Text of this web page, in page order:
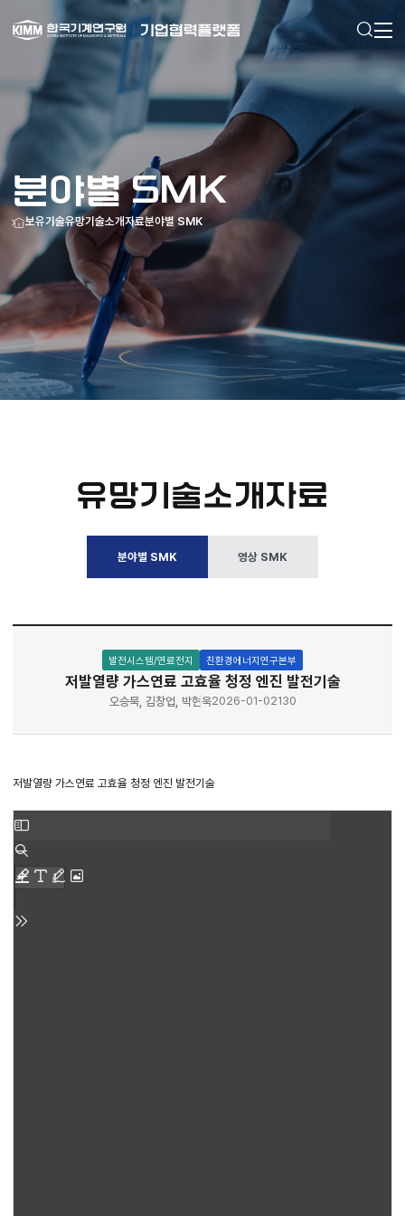
메인으로
이동
검색
분야별 SMK
홈 보유기술유망기술소개자료분야별 SMK
유망기술소개자료
분야별 SMK 영상 SMK
발전시스템/연료전지 친환경에너지연구본부
저발열량 가스연료 고효율 청정 엔진 발전기술
오승묵, 김창업, 박현욱2026-01-02130
저발열량 가스연료 고효율 청정 엔진 발전기술